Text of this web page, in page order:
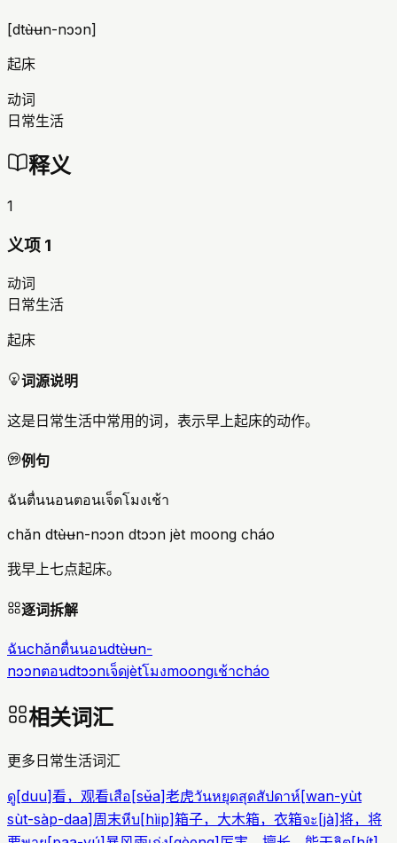
[dtʉ̀ʉn-nɔɔn]
起床
动词
日常生活
释义
1
义项 1
动词
日常生活
起床
词源说明
这是日常生活中常用的词，表示早上起床的动作。
例句
ฉันตื่นนอนตอนเจ็ดโมงเช้า
chǎn dtʉ̀ʉn-nɔɔn dtɔɔn jèt moong cháo
我早上七点起床。
逐词拆解
ฉันchǎnตื่นนอนdtʉ̀ʉn-
nɔɔnตอนdtɔɔnเจ็ดjètโมงmoongเช้าcháo
相关词汇
更多日常生活词汇
ดู[duu]看，观看เสือ[sʉ̌a]老虎วันหยุดสุดสัปดาห์[wan-yùt
sùt-sàp-daa]周末หีบ[hìip]箱子，大木箱，衣箱จะ[jà]将，将